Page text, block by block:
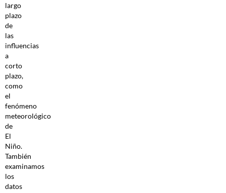
largo
plazo
de
las
influencias
a
corto
plazo,
como
el
fenómeno
meteorológico
de
El
Niño.
También
examinamos
los
datos